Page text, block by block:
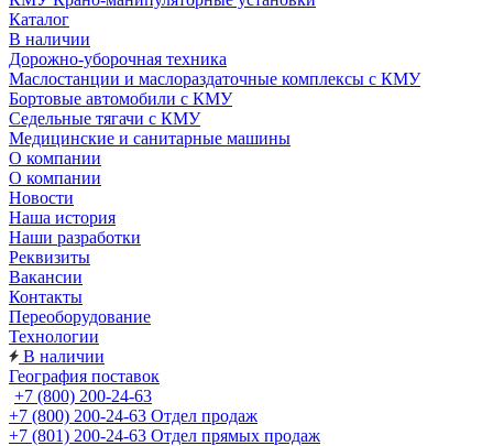
Каталог
В наличии
Дорожно-уборочная техника
Маслостанции и маслораздаточные комплексы с КМУ
Бортовые автомобили с КМУ
Седельные тягачи с КМУ
Медицинские и санитарные машины
О компании
О компании
Новости
Наша история
Наши разработки
Реквизиты
Вакансии
Контакты
Переоборудование
Технологии
В наличии
География поставок
+7 (800) 200-24-63
+7 (800) 200-24-63 Отдел продаж
+7 (801) 200-24-63 Отдел прямых продаж